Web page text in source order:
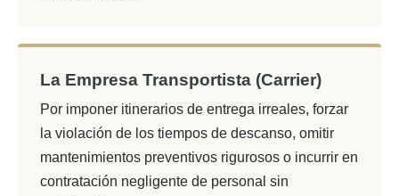
La Empresa Transportista (Carrier)
Por imponer itinerarios de entrega irreales, forzar
la violación de los tiempos de descanso, omitir
mantenimientos preventivos rigurosos o incurrir en
contratación negligente de personal sin